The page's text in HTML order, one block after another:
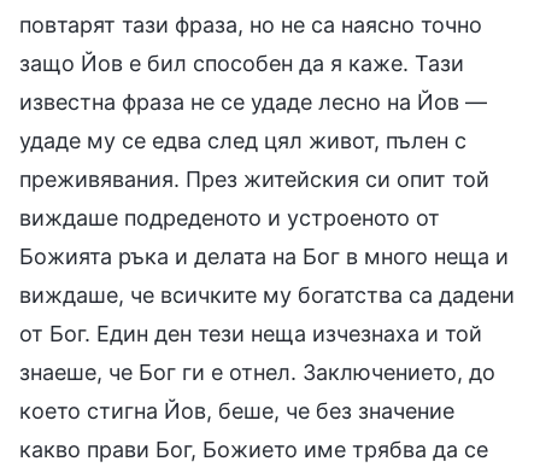
повтарят тази фраза, но не са наясно точно
защо Йов е бил способен да я каже. Тази
известна фраза не се удаде лесно на Йов —
удаде му се едва след цял живот, пълен с
преживявания. През житейския си опит той
виждаше подреденото и устроеното от
Божията ръка и делата на Бог в много неща и
виждаше, че всичките му богатства са дадени
от Бог. Един ден тези неща изчезнаха и той
знаеше, че Бог ги е отнел. Заключението, до
което стигна Йов, беше, че без значение
какво прави Бог, Божието име трябва да се